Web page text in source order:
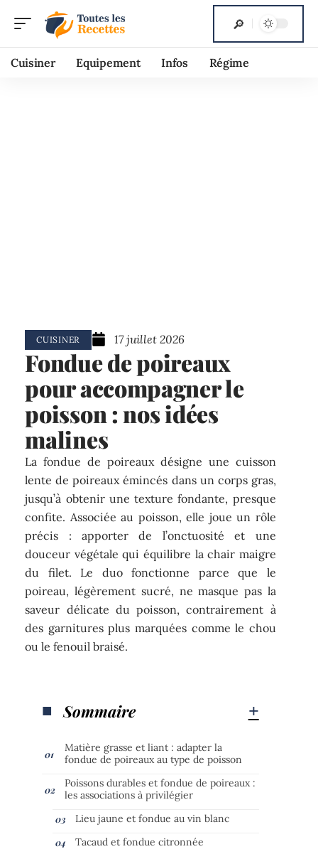
Cuisiner Equipement Infos Régime
CUISINER 17 juillet 2026
Fondue de poireaux
pour accompagner le
poisson : nos idées
malines
La fondue de poireaux désigne une cuisson
lente de poireaux émincés dans un corps gras,
jusqu’à obtenir une texture fondante, presque
confite. Associée au poisson, elle joue un rôle
précis : apporter de l’onctuosité et une
douceur végétale qui équilibre la chair maigre
du filet. Le duo fonctionne parce que le
poireau, légèrement sucré, ne masque pas la
saveur délicate du poisson, contrairement à
des garnitures plus marquées comme le chou
ou le fenouil braisé.
Sommaire
Matière grasse et liant : adapter la
fondue de poireaux au type de poisson
Poissons durables et fondue de poireaux :
les associations à privilégier
Lieu jaune et fondue au vin blanc
Tacaud et fondue citronnée